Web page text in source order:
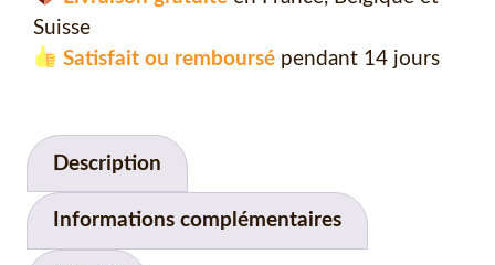
Suisse
Satisfait ou remboursépendant 14 jours
Description
Informations complémentaires